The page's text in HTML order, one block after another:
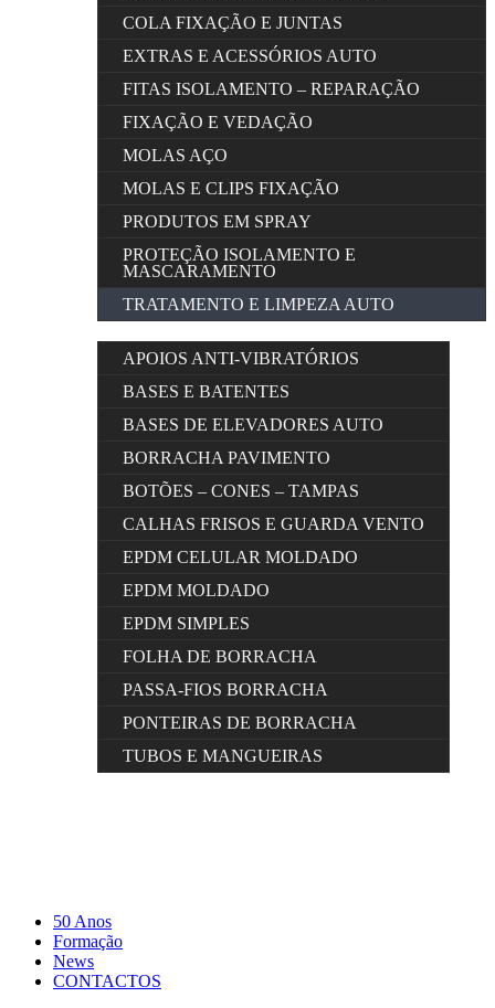
COLA FIXAÇÃO E JUNTAS
EXTRAS E ACESSÓRIOS AUTO
FITAS ISOLAMENTO – REPARAÇÃO
FIXAÇÃO E VEDAÇÃO
MOLAS AÇO
MOLAS E CLIPS FIXAÇÃO
PRODUTOS EM SPRAY
PROTEÇÃO ISOLAMENTO E
MASCARAMENTO
TRATAMENTO E LIMPEZA AUTO
APOIOS ANTI-VIBRATÓRIOS
BASES E BATENTES
BASES DE ELEVADORES AUTO
BORRACHA PAVIMENTO
BOTÕES – CONES – TAMPAS
CALHAS FRISOS E GUARDA VENTO
EPDM CELULAR MOLDADO
EPDM MOLDADO
EPDM SIMPLES
FOLHA DE BORRACHA
PASSA-FIOS BORRACHA
PONTEIRAS DE BORRACHA
TUBOS E MANGUEIRAS
50 Anos
Formação
News
CONTACTOS